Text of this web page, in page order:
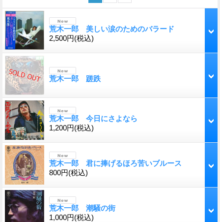
荒木一郎 美しい涙のためのバラード
2,500円(税込)
荒木一郎 蹉跌
荒木一郎 今日にさよなら
1,200円(税込)
荒木一郎 君に捧げるほろ苦いブルース
800円(税込)
荒木一郎 潮騒の街
1,000円(税込)